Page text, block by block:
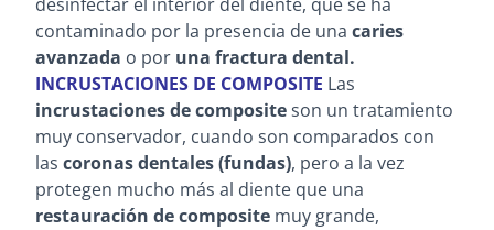
contaminado por la presencia de una caries
avanzada o por una fractura dental.
INCRUSTACIONES DE COMPOSITE Las
incrustaciones de compositeson un tratamiento
muy conservador, cuando son comparados con
lascoronas dentales (fundas), pero a la vez
protegen mucho más al diente que una
restauración de composite muy grande,